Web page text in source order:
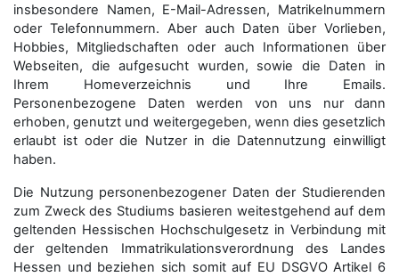
insbesondere Namen, E-Mail-Adressen, Matrikelnummern
oder Telefonnummern. Aber auch Daten über Vorlieben,
Hobbies, Mitgliedschaften oder auch Informationen über
Webseiten, die aufgesucht wurden, sowie die Daten in
Ihrem Homeverzeichnis und Ihre Emails.
Personenbezogene Daten werden von uns nur dann
erhoben, genutzt und weitergegeben, wenn dies gesetzlich
erlaubt ist oder die Nutzer in die Datennutzung einwilligt
haben.
Die Nutzung personenbezogener Daten der Studierenden
zum Zweck des Studiums basieren weitestgehend auf dem
geltenden Hessischen Hochschulgesetz in Verbindung mit
der geltenden Immatrikulationsverordnung des Landes
Hessen und beziehen sich somit auf EU DSGVO Artikel 6